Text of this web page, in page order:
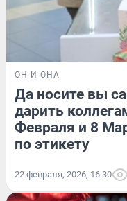
ОН И ОНА
Да носите вы
дарить
Февраля и 8
по этикету
22 февраля, 2026, 16:30